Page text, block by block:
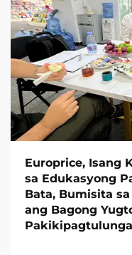
Europrice, Isang
sa Edukasyong
Bata, Bumisita
ang Bagong